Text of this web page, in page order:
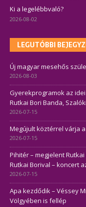
Ki a legelébbvaló?
2026-08-02
LEGUTÓBBI
Új magyar mesehős
2026-08-03
Gyerekprogramok az
Rutkai Bori Banda,
2026-07-15
Megújult köztérrel várja
2026-07-15
Pihitér – megjelent
Rutkai Borival – koncert
2026-07-15
Apa kezdődik – Véssey
Völgyében is fellép